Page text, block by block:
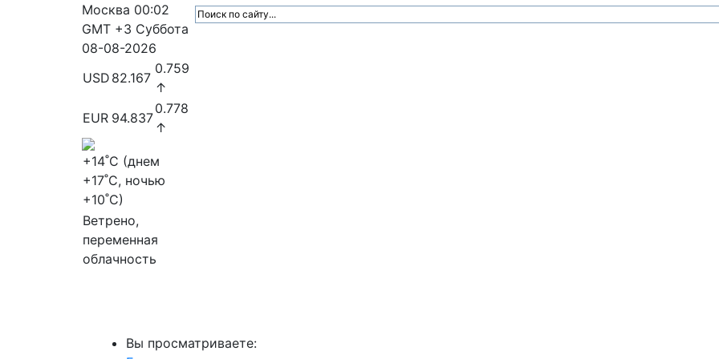
Москва 00:02
GMT +3 Суббота
08-08-2026
USD 82.167
0.759
↑
EUR 94.837
0.778
↑
+14˚C (днем
+17˚C, ночью
+10˚C)
Ветрено,
переменная
облачность
Вы просматриваете: